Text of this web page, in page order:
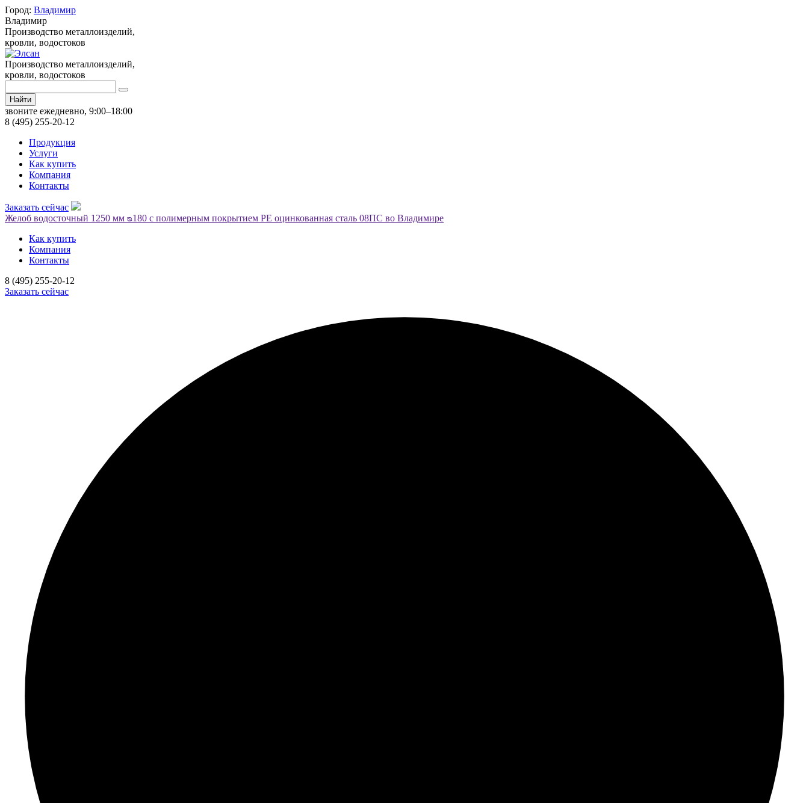
Город: Владимир
Владимир
Производство металлоизделий,
кровли, водостоков
Производство металлоизделий,
кровли, водостоков
Найти
звоните ежедневно, 9:00–18:00
8 (495) 255-20-12
Продукция
Услуги
Как купить
Компания
Контакты
Заказать сейчас
Желоб водосточный 1250 мм ᴓ180 с полимерным покрытием PE оцинкованная сталь 08ПС во Владимире
Как купить
Компания
Контакты
8 (495) 255-20-12
Заказать сейчас